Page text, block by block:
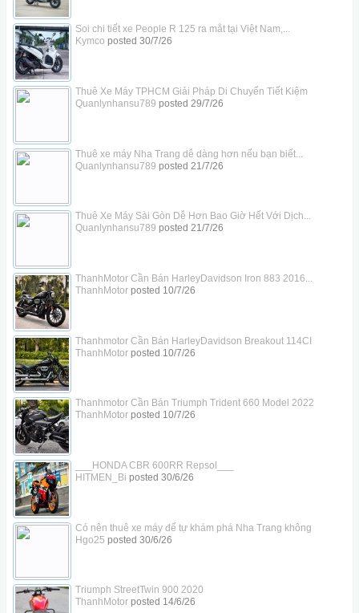
Soi chi tiết xe People R 125 ra mắt tại Việt Nam,...
Kymco posted 30/7/26
Thuê Xe Máy TPHCM Giải Pháp Di Chuyển Tiết Kiệm
Quanlynhansu789 posted 29/7/26
Thuê xe máy Nha Trang dễ dàng hơn nếu bạn biết...
Quanlynhansu789 posted 21/7/26
Thuê Xe Máy Sài Gòn Dễ Hơn Bao Giờ Hết Với Dịch...
Quanlynhansu789 posted 21/7/26
ThanhMotor Cần Bán HarleyDavidson Iron 883 2016...
ThanhMotorposted 10/7/26
Thanhmotor Cần Bán HarleyDavidson Breakout 114CI
ThanhMotorposted 10/7/26
Thanhmotor Cần Bán Triumph Trident 660 Model 2022
ThanhMotorposted 10/7/26
___HONDA CBR 600RR Repsol___
HITMEN_Bi posted 30/6/26
Có nên thuê xe máy để tự khám phá Nha Trang không
Hgo25 posted 30/6/26
Triumph StreetTwin 900 2020
ThanhMotorposted 14/6/26